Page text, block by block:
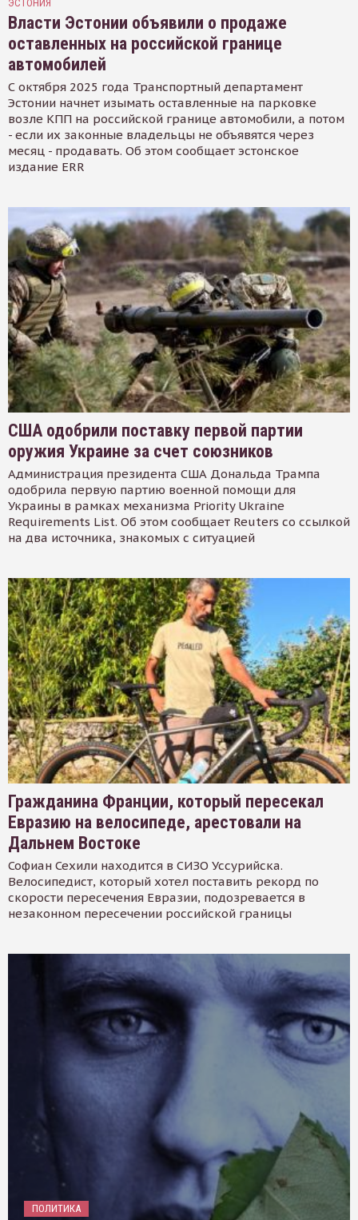
ЭСТОНИЯ
Власти Эстонии объявили о продаже
оставленных на российской границе
автомобилей
С октября 2025 года Транспортный департамент
Эстонии начнет изымать оставленные на парковке
возле КПП на российской границе автомобили, а потом
- если их законные владельцы не объявятся через
месяц - продавать. Об этом сообщает эстонское
издание ERR
США одобрили поставку первой партии
оружия Украине за счет союзников
Администрация президента США Дональда Трампа
одобрила первую партию военной помощи для
Украины в рамках механизма Priority Ukraine
Requirements List. Об этом сообщает Reuters со ссылкой
на два источника, знакомых с ситуацией
Гражданина Франции, который пересекал
Евразию на велосипеде, арестовали на
Дальнем Востоке
Софиан Сехили находится в СИЗО Уссурийска.
Велосипедист, который хотел поставить рекорд по
скорости пересечения Евразии, подозревается в
незаконном пересечении российской границы
ПОЛИТИКА